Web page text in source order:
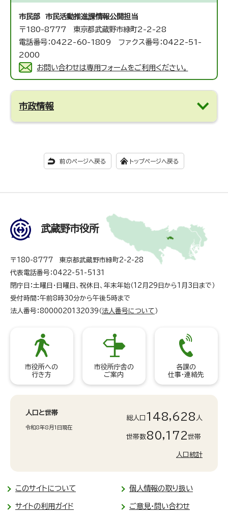
市民部 市民活動推進課情報公開担当
〒180-8777 東京都武蔵野市緑町2-2-28
電話番号：0422-60-1809 ファクス番号：0422-51-
2000
お問い合わせは専用フォームをご利用ください。
市政情報
前のページへ戻る トップページへ戻る
武蔵野市役所
〒180-8777 東京都武蔵野市緑町2-2-28
代表電話番号：0422-51-5131
閉庁日：土曜日・日曜日、祝休日、年末年始（12月29日から1月3日まで）
受付時間：午前8時30分から午後5時まで
法人番号：8000020132039（ 法人番号について ）
市役所への
行き方
市役所庁舎の
ご案内
各課の
仕事・連絡先
人口と世帯
令和8年8月1日現在
総人口 148,628 人
世帯数80,172世帯
人口統計
このサイトについて 個人情報の取り扱い
サイトの利用ガイド ご意見・問い合わせ